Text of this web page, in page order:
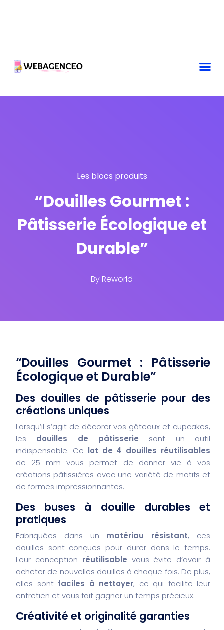
Les blocs produits
“Douilles Gourmet :
Pâtisserie Écologique et
Durable”
ByReworld
“Douilles Gourmet : Pâtisserie
Écologique et Durable”
Des douilles de pâtisserie pour des
créations uniques
Lorsqu’il s’agit de décorer vos gâteaux et cupcakes,
les douilles de pâtisserie sont un outil
indispensable. Ce lot de 4 douilles réutilisables
de 25 mm vous permet de donner vie à vos
créations pâtissières avec une variété de motifs et
de formes impressionnantes.
Des buses à douille durables et
pratiques
Fabriquées dans un matériau résistant, ces
douilles sont conçues pour durer dans le temps.
Leur conception réutilisable vous évite d’avoir à
acheter de nouvelles douilles à chaque fois. De plus,
elles sont faciles à nettoyer, ce qui facilite leur
entretien et vous fait gagner un temps précieux.
Créativité et originalité garanties